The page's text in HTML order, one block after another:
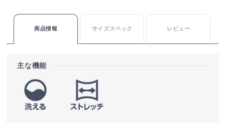
商品情報 サイズスペック レビュー
主な機能